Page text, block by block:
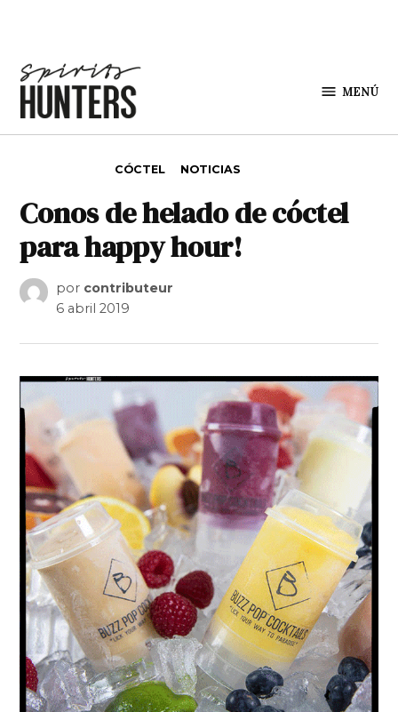
MENÚ
CÓCTEL NOTICIAS
Conos de helado de cóctel
para happy hour!
por contributeur
6 abril 2019